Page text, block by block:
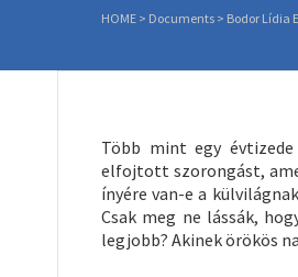
HOME > Documents > Bodor Lídia
Több mint egy
elfojtott szorongást,
ínyére van-e a
Csak meg ne lássák,
legjobb? Akinek örökös